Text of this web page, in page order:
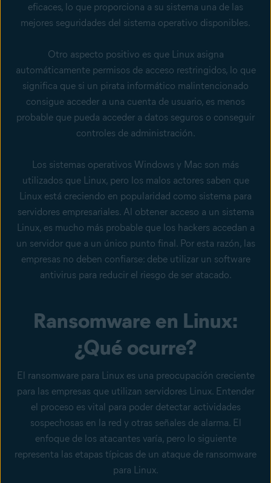
eficaces, lo que proporciona a su sistema una de las
mejores seguridades del sistema operativo disponibles.
Otro aspecto positivo es que Linux asigna
automáticamente permisos de acceso restringidos, lo que
significa que si un pirata informático malintencionado
consigue acceder a una cuenta de usuario, es menos
probable que pueda acceder a datos seguros o conseguir
controles de administración.
Los sistemas operativos Windows y Mac son más
utilizados que Linux, pero los malos actores saben que
Linux está creciendo en popularidad como sistema para
servidores empresariales. Al obtener acceso a un sistema
Linux, es mucho más probable que los hackers accedan a
un servidor que a un único punto final. Por esta razón, las
empresas no deben confiarse: debe utilizar un software
antivirus para reducir el riesgo de ser atacado.
Ransomware en Linux:
¿Qué ocurre?
El ransomware para Linux es una preocupación creciente
para las empresas que utilizan servidores Linux. Entender
el proceso es vital para poder detectar actividades
sospechosas en la red y otras señales de alarma. El
enfoque de los atacantes varía, pero lo siguiente
representa las etapas típicas de un ataque de ransomware
para Linux.